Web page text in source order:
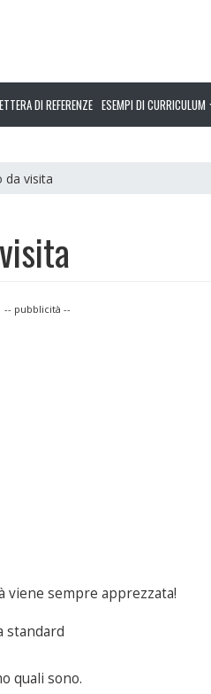
DI REFERENZE ESEMPI DI CURRICULUM
da visita
-- pubblicità --
viene sempre apprezzata!
standard
quali sono.